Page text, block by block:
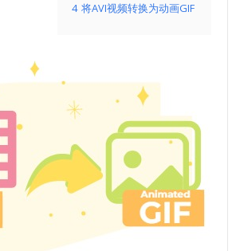
4 将AVI视频转换为动画GIF